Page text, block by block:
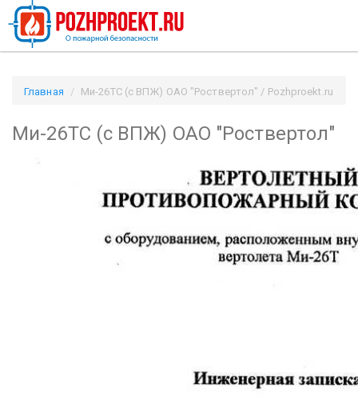
Главная Ми-26ТС (с ВПЖ) ОАО "Роствертол" / Pozhproekt.ru
Ми-26ТС (с ВПЖ) ОАО "Роствертол"